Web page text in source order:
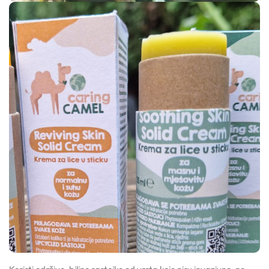
Gline
Hidrolati
Hijaluronske kiseline
Humektanti
Kelati
Kiseline
Konzervansi